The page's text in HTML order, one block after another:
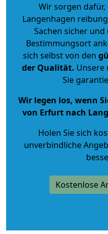
Wir sorgen
Langenhagen
Sachen sicher
Bestimmungsort
sich selbst von den
der Qualität. Unsere
Sie
Wir legen los, wenn
von Erfurt nach
Holen Sie sich
unverbindliche
Kostenlose